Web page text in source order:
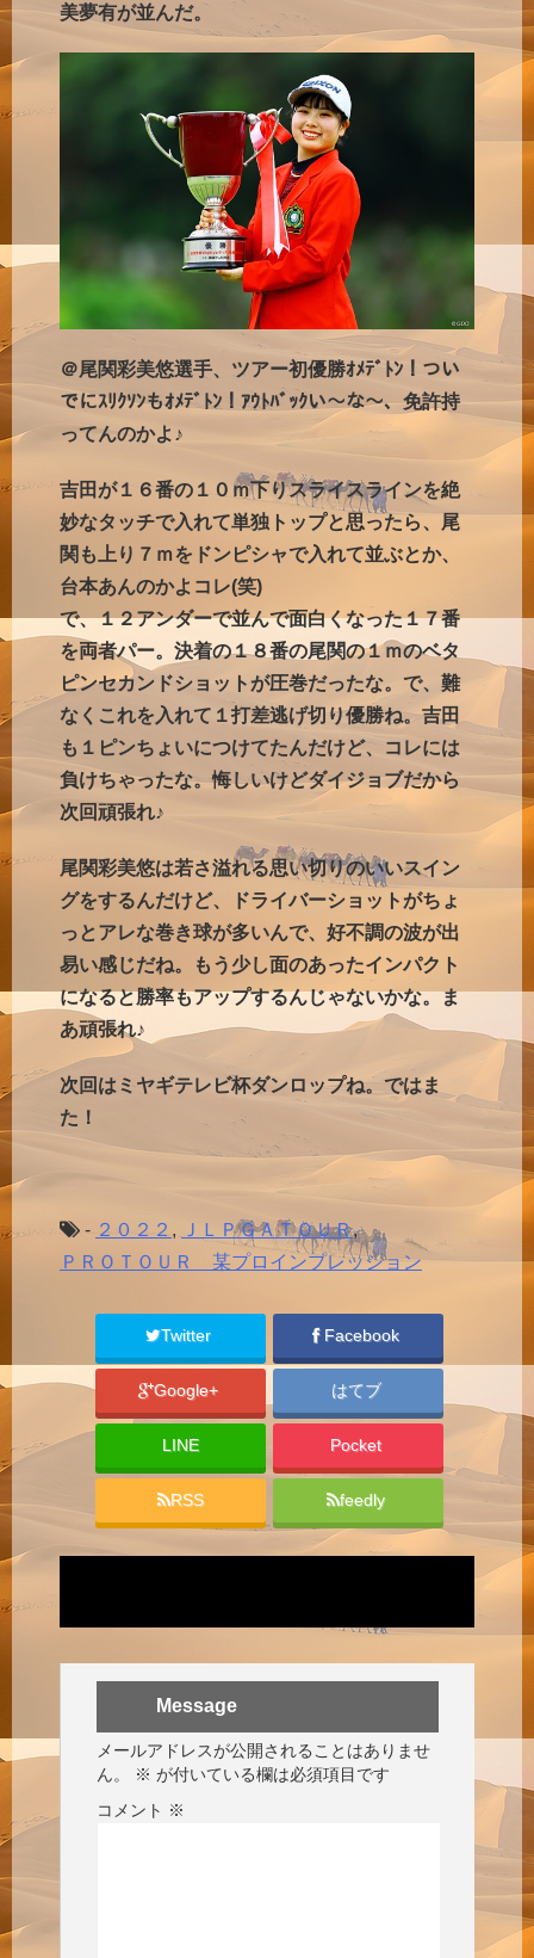
美夢有が並んだ。
＠尾関彩美悠選手、ツアー初優勝ｵﾒﾃﾞﾄﾝ！つい
でにｽﾘｸｿﾝもｵﾒﾃﾞﾄﾝ！ｱｳﾄﾊﾞｯｸい～な～、免許持
ってんのかよ♪
吉田が１６番の１０ｍ下りスライスラインを絶
妙なタッチで入れて単独トップと思ったら、尾
関も上り７ｍをドンピシャで入れて並ぶとか、
台本あんのかよコレ(笑)
で、１２アンダーで並んで面白くなった１７番
を両者パー。決着の１８番の尾関の１ｍのベタ
ピンセカンドショットが圧巻だったな。で、難
なくこれを入れて１打差逃げ切り優勝ね。吉田
も１ピンちょいにつけてたんだけど、コレには
負けちゃったな。悔しいけどダイジョブだから
次回頑張れ♪
尾関彩美悠は若さ溢れる思い切りのいいスイン
グをするんだけど、ドライバーショットがちょ
っとアレな巻き球が多いんで、好不調の波が出
易い感じだね。もう少し面のあったインパクト
になると勝率もアップするんじゃないかな。ま
あ頑張れ♪
次回はミヤギテレビ杯ダンロップね。ではま
た！
- ２０２２ , ＪＬＰＧＡＴＯＵＲ,
ＰＲＯＴＯＵＲ 某プロインプレッション
Twitter Facebook
Google+ はてブ
LINE Pocket
RSS feedly
Message
メールアドレスが公開されることはありませ
ん。
※ が付いている欄は必須項目です
コメント ※